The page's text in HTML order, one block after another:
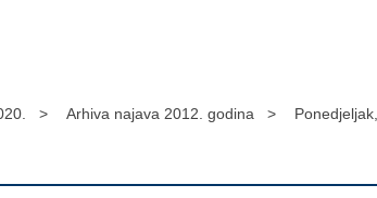
> Arhiva najava 2012. godina >